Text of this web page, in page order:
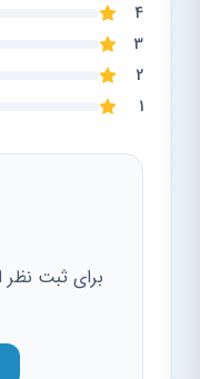
4
3
2
1
برای ثبت نظر